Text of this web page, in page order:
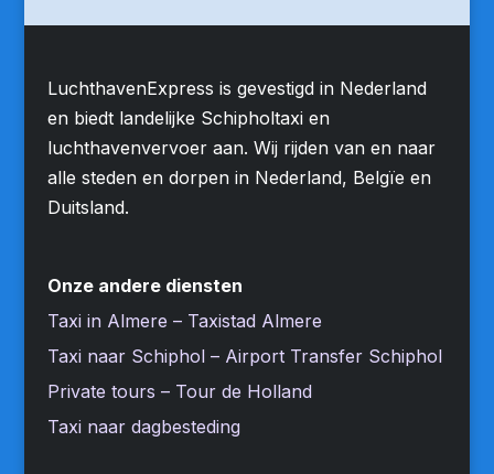
LuchthavenExpress is gevestigd in Nederland
en biedt landelijke Schipholtaxi en
luchthavenvervoer aan. Wij rijden van en naar
alle steden en dorpen in Nederland, Belgïe en
Duitsland.
Onze andere diensten
Taxi in Almere – Taxistad Almere
Taxi naar Schiphol – Airport Transfer Schiphol
Private tours – Tour de Holland
Taxi naar dagbesteding